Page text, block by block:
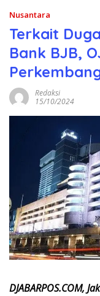
Nusantara
Terkait
Bank BJB,
Redaksi
15/10/2024
DJABARPOS.COM,